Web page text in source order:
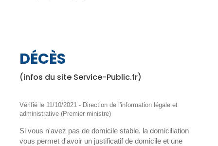
DÉCÈS
(infos du site Service-Public.fr)
Vérifié le 11/10/2021 - Direction de l'information légale et
administrative (Premier ministre)
Si vous n'avez pas de domicile stable, la domiciliation
vous permet d'avoir un justificatif de domicile et une